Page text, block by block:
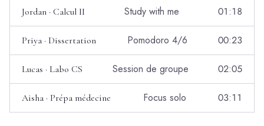
Jordan · Calcul II Study with me 01:18
Priya · Dissertation Pomodoro 4/6 00:23
Lucas · Labo CS Session de groupe 02:05
Aisha · Prépa médecine Focus solo 03:11